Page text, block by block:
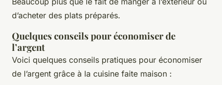
d’acheter des plats préparés.
Quelques conseils pour économiser de
l’argent
Voici quelques conseils pratiques pour économiser
de l’argent grâce à la cuisine faite maison :